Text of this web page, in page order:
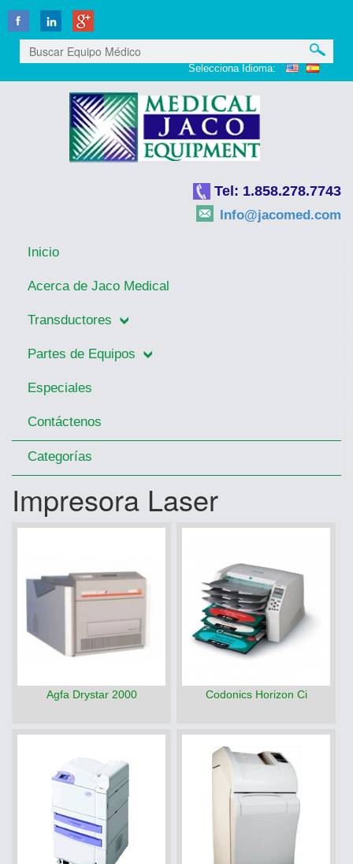
Selecciona Idioma:
Tel: 1.858.278.7743
Info@jacomed.com
Inicio
Acerca de Jaco Medical
Transductores
Partes de Equipos
Especiales
Contáctenos
Categorías
Impresora Laser
Agfa Drystar 2000 Codonics Horizon Ci